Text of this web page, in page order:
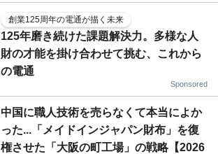
創業125周年の電通が描く未来
125年磨き続けた課題解決力。多様な人
財の才能を掛け合わせて挑む、これから
の電通
Sponsored
中国に職人技術を売らなくて本当によか
った...「メイドインジャパン財布」を復
権させた「大阪の町工場」の戦略【2026